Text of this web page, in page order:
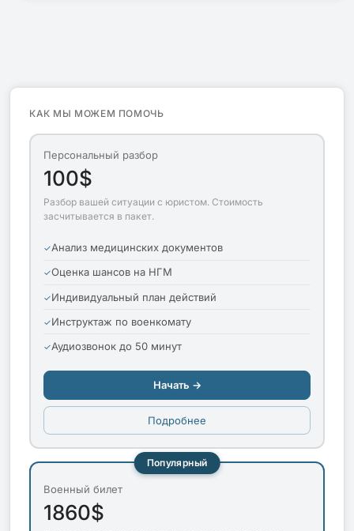
КАК МЫ МОЖЕМ ПОМОЧЬ
Персональный разбор
100$
Разбор вашей ситуации с юристом. Стоимость
засчитывается в пакет.
Анализ медицинских документов
Оценка шансов на НГМ
Индивидуальный план действий
Инструктаж по военкомату
Аудиозвонок до 50 минут
Начать →
Подробнее
Популярный
Военный билет
1860$